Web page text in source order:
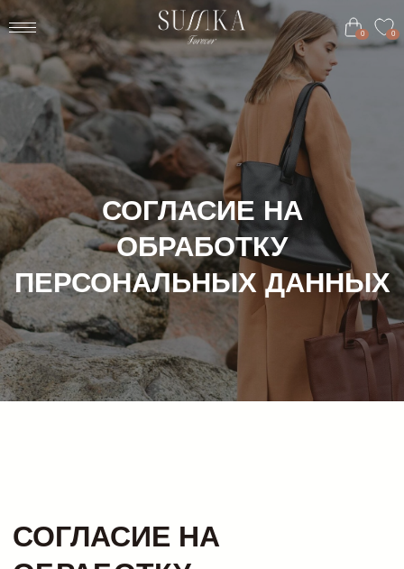
0 0
0 0
СОГЛАСИЕ НА
ОБРАБОТКУ
ПЕРСОНАЛЬНЫХ ДАННЫХ
СОГЛАСИЕ НА
свободно, своей волей и в своем интересе даю свое
согласие ИП Алексеевой Екатерине Николаевне
(далее – «веб-сайт», адрес:https://sumka-forever.ru